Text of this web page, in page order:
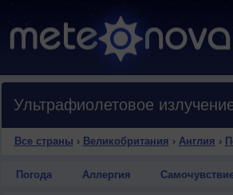
Все страны › Великобритания › Англия ›
Погода Аллергия